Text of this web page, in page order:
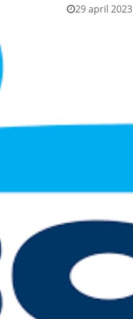
29 april 2023